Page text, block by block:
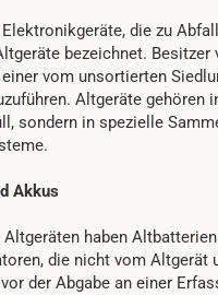
die zu
bezeichnet. Besitzer
einer vom unsortierten
Altgeräte gehören
sondern in spezielle
Akkus
haben Altbatterien
die nicht vom Altgerät
der Abgabe an einer